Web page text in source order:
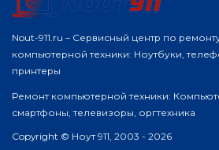
Nout-911.ru – Сервисный центр по
компьютерной техники: Ноутбуки,
принтеры
Ремонт компьютерной техники:
смартфоны, телевизоры, оргтехника
Copyright © Ноут 911, 2003 - 2026